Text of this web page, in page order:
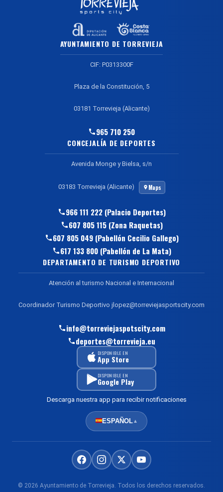
AYUNTAMIENTO DE TORREVIEJA
CIF: P0313300F
Plaza de la Constitución, 5
03181 Torrevieja (Alicante)
965 710 250
CONCEJALÍA DE DEPORTES
Avenida Monge y Bielsa, s/n
03183 Torrevieja (Alicante) Maps
966 111 222 (Palacio Deportes)
607 805 115 (Zona Raquetas)
607 805 049 (Pabellón Cecilio Gallego)
617 133 800 (Pabellón de La Mata)
DEPARTAMENTO DE TURISMO DEPORTIVO
Atención al turismo Nacional e Internacional
Coordinador Turismo Deportivo jlopez@torreviejasportscity.com
info@torreviejaspotscity.com
deportes@torrevieja.eu
DISPONIBLE EN
App Store
DISPONIBLE EN
Google Play
Descarga nuestra app para recibir notificaciones
ESPAÑOL▲
© 2026 Ayuntamiento de Torrevieja. Todos los derechos reservados.